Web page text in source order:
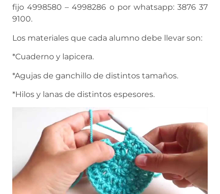
fijo 4998580 – 4998286 o por whatsapp: 3876 37
9100.
Los materiales que cada alumno debe llevar son:
*Cuaderno y lapicera.
*Agujas de ganchillo de distintos tamaños.
*Hilos y lanas de distintos espesores.